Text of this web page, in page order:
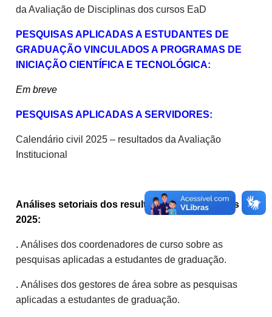
da Avaliação de Disciplinas dos cursos EaD
PESQUISAS APLICADAS A ESTUDANTES DE
GRADUAÇÃO VINCULADOS A PROGRAMAS DE
INICIAÇÃO CIENTÍFICA E TECNOLÓGICA:
Em breve
PESQUISAS APLICADAS A SERVIDORES:
Calendário civil 2025 – resultados da Avaliação
Institucional
Análises setoriais dos resultados das pesquisas de
2025:
. Análises dos coordenadores de curso sobre as
pesquisas aplicadas a estudantes de graduação.
. Análises dos gestores de área sobre as pesquisas
aplicadas a estudantes de graduação.